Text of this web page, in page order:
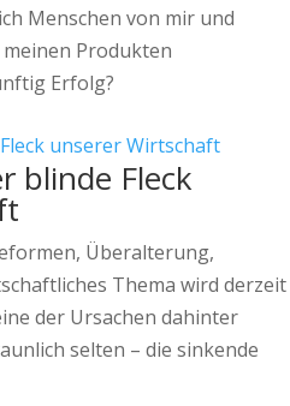
Menschen von mir und
Produkten
Erfolg?
blinde Fleck
Überalterung,
Thema wird derzeit
der Ursachen dahinter
selten – die sinkende